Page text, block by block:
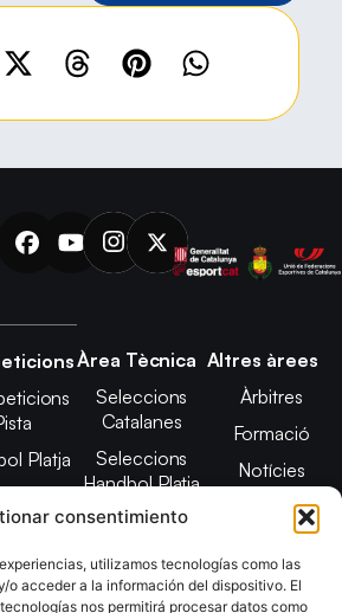
consentimiento
utilizamos tecnologías como las
o acceder a la información del dispositivo. El
nos permitirá procesar datos como
Platja
Àrea Tècnica
Seleccions
Catalanes
Seleccions
Handbol Platja
Tecnificació
CATH
Altres àrees
Àrbitres
Formació
Notícies
Adreces de
contacte